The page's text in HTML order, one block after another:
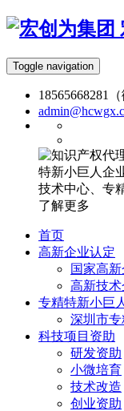
Toggle navigation
18565668281
了解更多
首页
高新企业认定
国家高
高新技
专精特新小巨人
深圳市
科技项目资助
研发资助
小微培育
技术改造
创业资助